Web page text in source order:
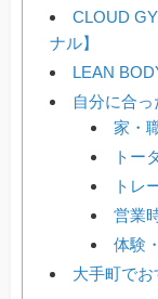
CLOUD
ナル】
LEAN
自分に合
家・
トー
トレ
営業
体験
大手町で